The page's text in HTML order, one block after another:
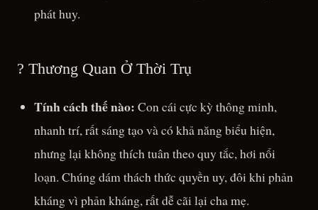
phát huy.
? Thương Quan Ở Thời Trụ
Tính cách thế nào: Con cái cực kỳ thông minh,
nhanh trí, rất sáng tạo và có khả năng biểu hiện,
nhưng lại không thích tuân theo quy tắc, hơi nổi
loạn. Chúng dám thách thức quyền uy, đôi khi phản
kháng vì phản kháng, rất dễ cãi lại cha mẹ.